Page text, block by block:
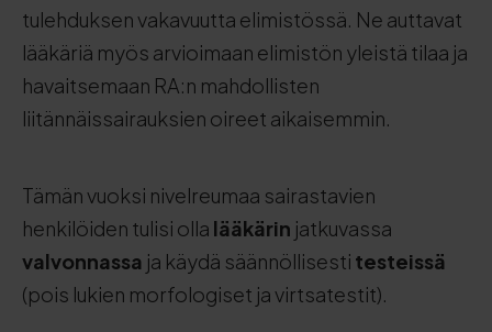
tulehduksen vakavuutta elimistössä. Ne auttavat
lääkäriä myös arvioimaan elimistön yleistä tilaa ja
havaitsemaan RA:n mahdollisten
liitännäissairauksien oireet aikaisemmin.
Tämän vuoksi nivelreumaa sairastavien
henkilöiden tulisi olla lääkärin jatkuvassa
valvonnassa ja käydä säännöllisesti testeissä
(pois lukien morfologiset ja virtsatestit).